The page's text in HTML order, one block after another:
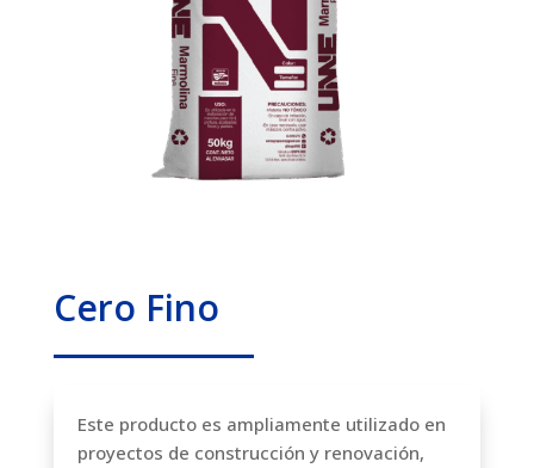
Cero Fino
Este producto es ampliamente utilizado en
proyectos de construcción y renovación,